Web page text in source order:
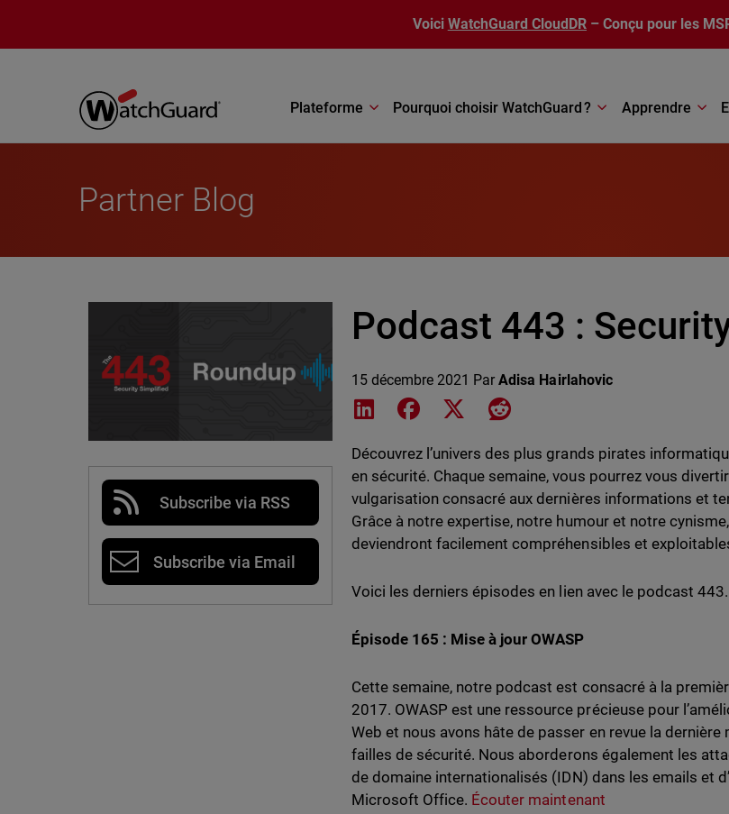
Voici WatchGuard CloudDR – Conçu pour les
Plateforme Pourquoi choisir WatchGuard ? Apprendre
Partner Blog
Subscribe via RSS
Subscribe via Email
Podcast 443 :
15 décembre 2021 ParAdisa Hairlahovic
Share on LinkedIn
Share on Facebook
Share on XShare on Reddit
Découvrez l’univers des plus grands pirates
en sécurité. Chaque semaine, vous pourrez vous
vulgarisation consacré aux dernières informations et
Grâce à notre expertise, notre humour et notre
deviendront facilement compréhensibles et
Voici les derniers épisodes en lien avec le podcast 443.
Épisode 165 : Mise à jour OWASP
Cette semaine, notre podcast est consacré à la
2017. OWASP est une ressource précieuse pour
Web et nous avons hâte de passer en revue la
failles de sécurité. Nous aborderons également les
de domaine internationalisés (IDN) dans les emails et
Microsoft Office. Écouter maintenant